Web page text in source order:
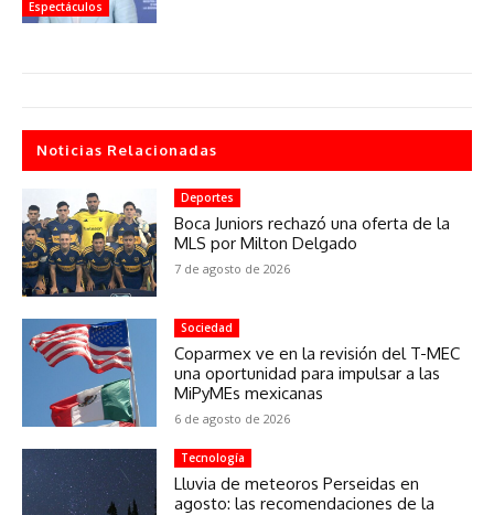
Espectáculos
Noticias Relacionadas
Deportes
Boca Juniors rechazó una oferta de la
MLS por Milton Delgado
7 de agosto de 2026
Sociedad
Coparmex ve en la revisión del T-MEC
una oportunidad para impulsar a las
MiPyMEs mexicanas
6 de agosto de 2026
Tecnología
Lluvia de meteoros Perseidas en
agosto: las recomendaciones de la